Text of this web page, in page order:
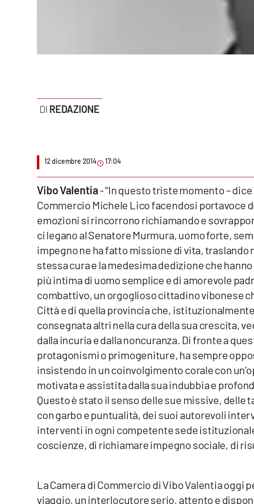
Parchi Marini Calabria
Imprese Di Calabria
Le perfidie di Antonella Grippo
Venti di comunicazione
Streaming
LaC Network
Reggio Calabria
Lamezia Terme
REDAZIONE
12 dicembre 2014 17:04
Vibo Valentia- “In questo triste momento –
Commercio Michele Lico facendosi portavoce
emozioni si rincorrono richiamando e
ci legano al Senatore Murmura, uomo forte,
impegno ne ha fatto missione di vita, traslando
stessa cura e la medesima dedizione che
più intima di uomo semplice e di amorevole
combattivo, un orgoglioso cittadino vibonese
Città e di quella provincia che,
consegnata altri nella cura della sua crescita,
dalla incuria e dalla noncuranza. Di fronte a
protagonismi o primogeniture, ha sempre
insistendo in un coinvolgimento corale con
motivata e assistita dalla sua indubbia e
Questo è stato il senso delle sue missive,
con garbo e puntualità, dei suoi autorevoli
interventi in ogni competente sede
coscienze, di richiamare impegno sociale, di
La Camera di Commercio di Vibo Valentia oggi
viaggio, un interlocutore serio, attento e